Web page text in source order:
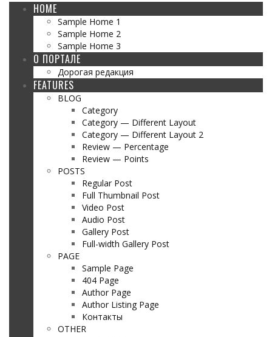
HOME
Sample Home 1
Sample Home 2
Sample Home 3
О ПОРТАЛЕ
Дорогая редакция
FEATURES
BLOG
Category
Category — Different Layout
Category — Different Layout 2
Review — Percentage
Review — Points
POSTS
Regular Post
Full Thumbnail Post
Video Post
Audio Post
Gallery Post
Full-width Gallery Post
PAGE
Sample Page
404 Page
Author Page
Author Listing Page
Контакты
OTHER